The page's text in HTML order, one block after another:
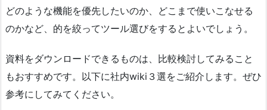
どのような機能を優先したいのか、どこまで使いこなせる
のかなど、的を絞ってツール選びをするとよいでしょう。
資料をダウンロードできるものは、比較検討してみること
もおすすめです。以下に社内wiki３選をご紹介します。ぜひ
参考にしてみてください。